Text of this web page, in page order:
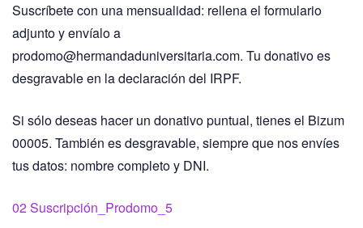
Suscríbete con una mensualidad: rellena el formulario
adjunto y envíalo a
prodomo@hermandaduniversitaria.com. Tu donativo es
desgravable en la declaración del IRPF.
Si sólo deseas hacer un donativo puntual, tienes el Bizum
00005. También es desgravable, siempre que nos envíes
tus datos: nombre completo y DNI.
02 Suscripción_Prodomo_5